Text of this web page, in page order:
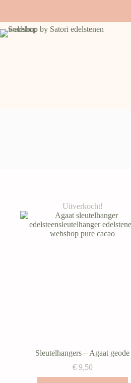
content
Uitverkocht!
Sleutelhangers – Agaat geode
€9,50